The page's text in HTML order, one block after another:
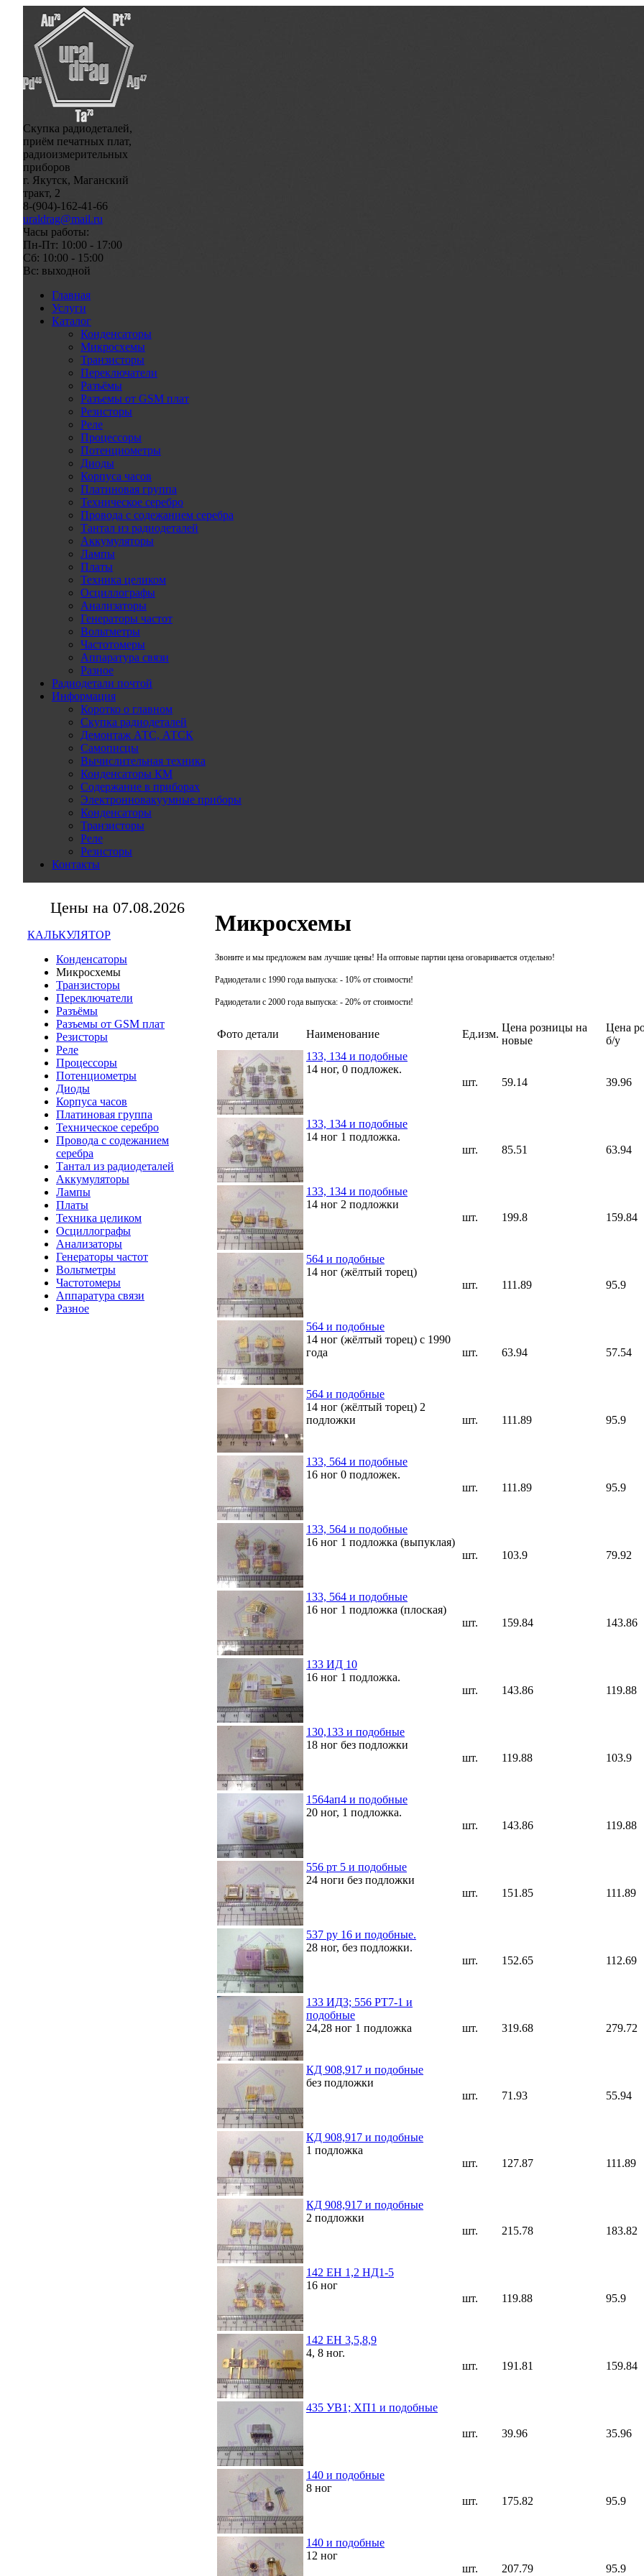
Скупка радиодеталей,
приём печатных плат,
радиоизмерительных
приборов
г. Якутск, Маганский
тракт, 2
8-(904)-162-41-66
uraldrag@mail.ru
Часы работы:
Пн-Пт: 10:00 - 17:00
Сб: 10:00 - 15:00
Вс: выходной
Главная
Услуги
Каталог
Конденсаторы
Микросхемы
Транзисторы
Переключатели
Разъёмы
Разъемы от GSM плат
Резисторы
Реле
Процессоры
Потенциометры
Диоды
Корпуса часов
Платиновая группа
Техническое серебро
Провода с содежанием серебра
Тантал из радиодеталей
Аккумуляторы
Лампы
Платы
Техника целиком
Осциллографы
Анализаторы
Генераторы частот
Вольтметры
Частотомеры
Аппаратура связи
Разное
Радиодетали почтой
Информация
Коротко о главном
Скупка радиодеталей
Демонтаж АТС, АТСК
Самописцы
Вычислительная техника
Конденсаторы КМ
Содержание в приборах
Электронновакуумные приборы
Конденсаторы
Транзисторы
Реле
Резисторы
Контакты
Цены на 07.08.2026
КАЛЬКУЛЯТОР
Конденсаторы
Микросхемы
Транзисторы
Переключатели
Разъёмы
Разъемы от GSM плат
Резисторы
Реле
Процессоры
Потенциометры
Диоды
Корпуса часов
Платиновая группа
Техническое серебро
Провода с содежанием
серебра
Тантал из радиодеталей
Аккумуляторы
Лампы
Платы
Техника целиком
Осциллографы
Анализаторы
Генераторы частот
Вольтметры
Частотомеры
Аппаратура связи
Разное
Микросхемы
Звоните и мы предложем вам лучшие цены! На оптовые партии цена оговаривается отдельно!
Радиодетали с 1990 года выпуска: - 10% от стоимости!
Радиодетали с 2000 года выпуска: - 20% от стоимости!
Фото детали Наименование Ед.изм.
Цена розницы на
новые
Цена
б/у
133, 134 и подобные
14 ног, 0 подложек.
шт.
59.14 39.96
133, 134 и подобные
14 ног 1 подложка.
шт.
85.51 63.94
133, 134 и подобные
14 ног 2 подложки
шт.
199.8 159.84
564 и подобные
14 ног (жёлтый торец)
шт.
111.89 95.9
564 и подобные
14 ног (жёлтый торец) с 1990
года
шт. 63.94 57.54
564 и подобные
14 ног (жёлтый торец) 2
подложки
шт. 111.89 95.9
133, 564 и подобные
16 ног 0 подложек.
шт.
111.89 95.9
133, 564 и подобные
16 ног 1 подложка (выпуклая)
шт.
103.9 79.92
133, 564 и подобные
16 ног 1 подложка (плоская)
шт.
159.84 143.86
133 ИД 10
16 ног 1 подложка.
шт.
143.86 119.88
130,133 и подобные
18 ног без подложки
шт.
119.88 103.9
1564ап4 и подобные
20 ног, 1 подложка.
шт.
143.86 119.88
556 рт 5 и подобные
24 ноги без подложки
шт.
151.85 111.89
537 ру 16 и подобные.
28 ног, без подложки.
шт.
152.65 112.69
133 ИД3; 556 РТ7-1 и
подобные
24,28 ног 1 подложка
шт. 319.68 279.72
КД 908,917 и подобные
без подложки
шт.
71.93 55.94
КД 908,917 и подобные
1 подложка
шт.
127.87 111.89
КД 908,917 и подобные
2 подложки
шт.
215.78 183.82
142 ЕН 1,2 НД1-5
16 ног
шт.
119.88 95.9
142 ЕН 3,5,8,9
4, 8 ног.
шт.
191.81 159.84
435 УВ1; ХП1 и подобные
шт. 39.96 35.96
140 и подобные
8 ног
шт.
175.82 95.9
140 и подобные
12 ног
шт.
207.79 95.9